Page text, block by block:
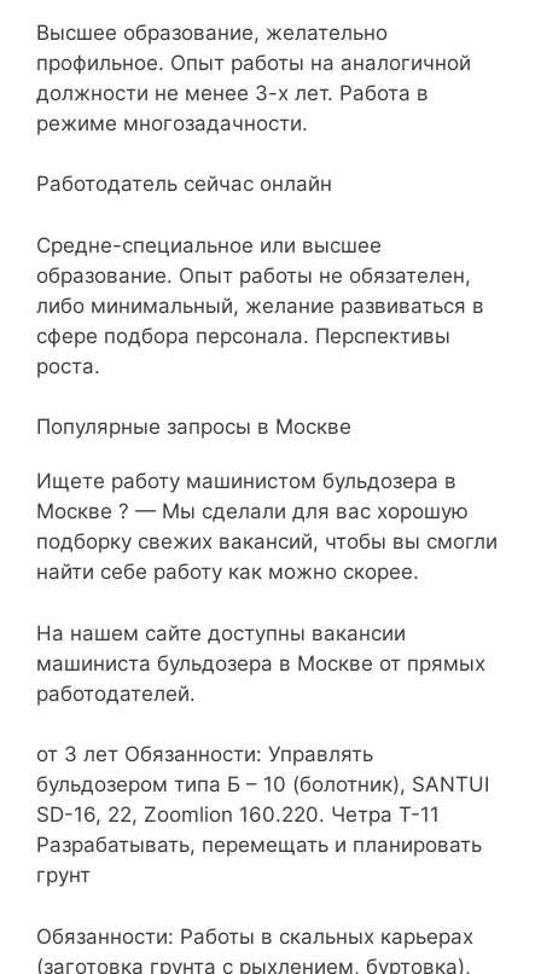
Высшее образование, желательно
профильное. Опыт работы на аналогичной
должности не менее 3-х лет. Работа в
режиме многозадачности.
Работодатель сейчас онлайн
Средне-специальное или высшее
образование. Опыт работы не обязателен,
либо минимальный, желание развиваться в
сфере подбора персонала. Перспективы
роста.
Популярные запросы в Москве
Ищете работу машинистом бульдозера в
Москве ? — Мы сделали для вас хорошую
подборку свежих вакансий, чтобы вы смогли
найти себе работу как можно скорее.
На нашем сайте доступны вакансии
машиниста бульдозера в Москве от прямых
работодателей.
от 3 лет Обязанности: Управлять
бульдозером типа Б – 10 (болотник), SANTUI
SD-16, 22, Zoomlion 160.220. Четра Т-11
Разрабатывать, перемещать и планировать
грунт
Обязанности: Работы в скальных карьерах
(заготовка грунта с рыхлением, буртовка),